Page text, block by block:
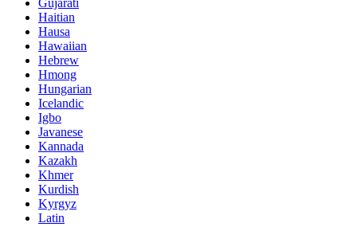
Gujarati
Haitian
Hausa
Hawaiian
Hebrew
Hmong
Hungarian
Icelandic
Igbo
Javanese
Kannada
Kazakh
Khmer
Kurdish
Kyrgyz
Latin